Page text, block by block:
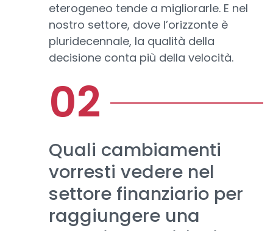
eterogeneo tende a migliorarle. E nel
nostro settore, dove l’orizzonte è
pluridecennale, la qualità della
decisione conta più della velocità.
Quali cambiamenti
vorresti vedere nel
settore finanziario per
raggiungere una